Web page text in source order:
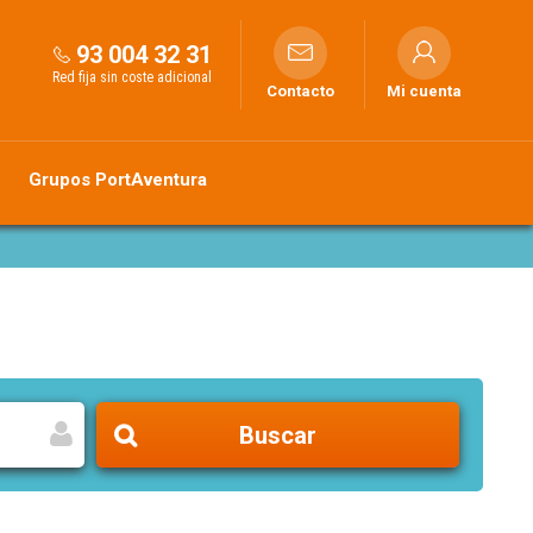
93 004 32 31
Red fija sin coste adicional
Contacto Mi cuenta
Grupos PortAventura
Buscar